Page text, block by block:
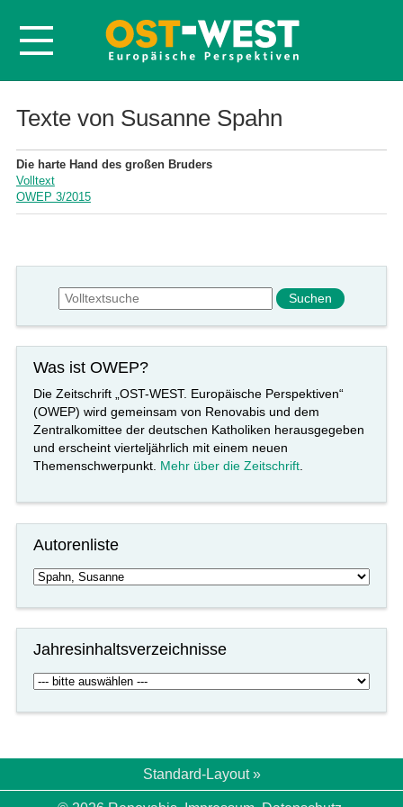
Startseite
Volltexte
Probeheft
Abonnieren
Texte von Susanne Spahn
Die harte Hand des großen Bruders
Volltext
OWEP 3/2015
Suchformular
Suche
Was ist OWEP?
Die Zeitschrift „OST-WEST. Europäische Perspektiven“
(OWEP) wird gemeinsam von Renovabis und dem
Zentralkomittee der deutschen Katholiken herausgegeben
und erscheint vierteljährlich mit einem neuen
Themenschwerpunkt. Mehr über die Zeitschrift
Autorenliste
Jahresinhaltsverzeichnisse
Standard-Layout »